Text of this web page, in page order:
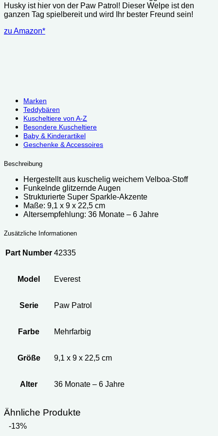
Husky ist hier von der Paw Patrol! Dieser Welpe ist den
ganzen Tag spielbereit und wird Ihr bester Freund sein!
zu Amazon*
Marken
Teddybären
Kuscheltiere von A-Z
Besondere Kuscheltiere
Baby & Kinderartikel
Geschenke & Accessoires
Beschreibung
Hergestellt aus kuschelig weichem Velboa-Stoff
Funkelnde glitzernde Augen
Strukturierte Super Sparkle-Akzente
Maße: 9,1 x 9 x 22,5 cm
Altersempfehlung: ‎36 Monate – 6 Jahre
Zusätzliche Informationen
Part Number 42335
Model Everest
Serie Paw Patrol
Farbe Mehrfarbig
Größe 9,1 x 9 x 22,5 cm
Alter ‎36 Monate – 6 Jahre
Ähnliche Produkte
-13%